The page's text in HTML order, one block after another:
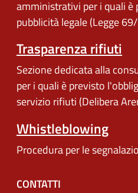
amministrativi per i quali è
pubblicità legale (Legge
Trasparenza rifiuti
Sezione dedicata alla
per i quali è previsto
servizio rifiuti (Delibera
Whistleblowing
Procedura per le
CONTATTI